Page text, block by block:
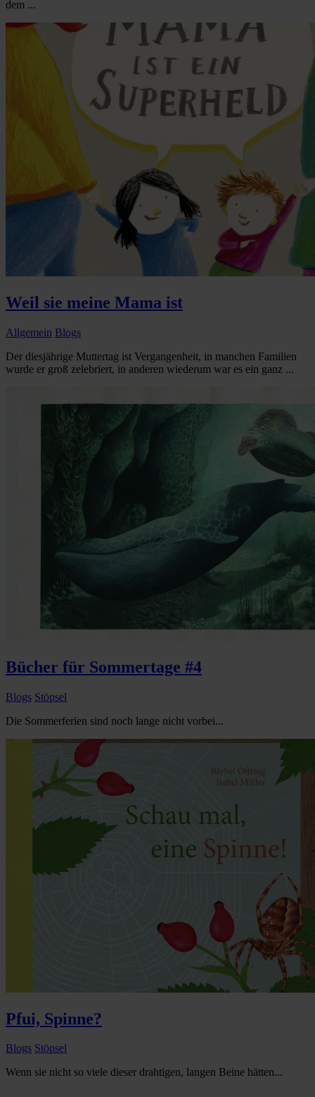
dem ...
Weil sie meine Mama ist
Allgemein Blogs
Der diesjährige Muttertag ist Vergangenheit, in manchen Familien
wurde er groß zelebriert, in anderen wiederum war es ein ganz ...
Bücher für Sommertage #4
Blogs Stöpsel
Die Sommerferien sind noch lange nicht vorbei...
Pfui, Spinne?
Blogs Stöpsel
Wenn sie nicht so viele dieser drahtigen, langen Beine hätten...